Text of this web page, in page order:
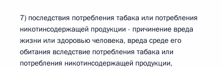
7) последствия потребления табака или потребления
никотинсодержащей продукции - причинение вреда
жизни или здоровью человека, вреда среде его
обитания вследствие потребления табака или
потребления никотинсодержащей продукции,